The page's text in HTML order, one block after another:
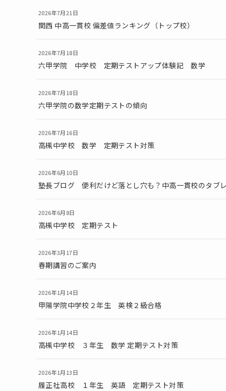
2026年7月21日
関西 中高一貫校 偏差値ランキング（トップ校）
2026年7月18日
六甲学院 中学校 定期テストアップ体験記 数学
2026年7月18日
六甲学院の数学定期テストの傾向
2026年7月16日
高槻中学校 数学 定期テスト対策
2026年6月10日
塾長ブログ 便利だけど落とし穴も？中高一貫校のタ
2026年6月8日
高槻中学校 定期テスト
2026年3月17日
春期講習のご案内
2026年1月14日
甲陽学院中学校２年生 英検２級合格
2026年1月14日
高槻中学校 ３年生 数学 定期テスト対策
2026年1月13日
履正社高校 １年生 英語 定期テスト対策